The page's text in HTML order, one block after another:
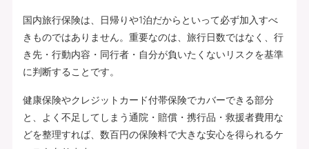
国内旅行保険は、日帰りや1泊だからといって必ず加入すべ
きものではありません。重要なのは、旅行日数ではなく、行
き先・行動内容・同行者・自分が負いたくないリスクを基準
に判断することです。
健康保険やクレジットカード付帯保険でカバーできる部分
と、よく不足してしまう通院・賠償・携行品・救援者費用な
どを整理すれば、数百円の保険料で大きな安心を得られるケ